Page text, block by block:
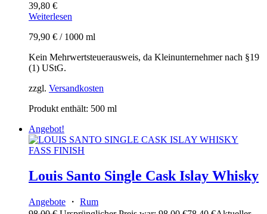
39,80 €
Weiterlesen
79,90 € / 1000 ml
Kein Mehrwertsteuerausweis, da Kleinunternehmer nach §19
(1) UStG.
zzgl. Versandkosten
Produkt enthält: 500 ml
Angebot!
Louis Santo Single Cask Islay Whisky
Angebote ・ Rum